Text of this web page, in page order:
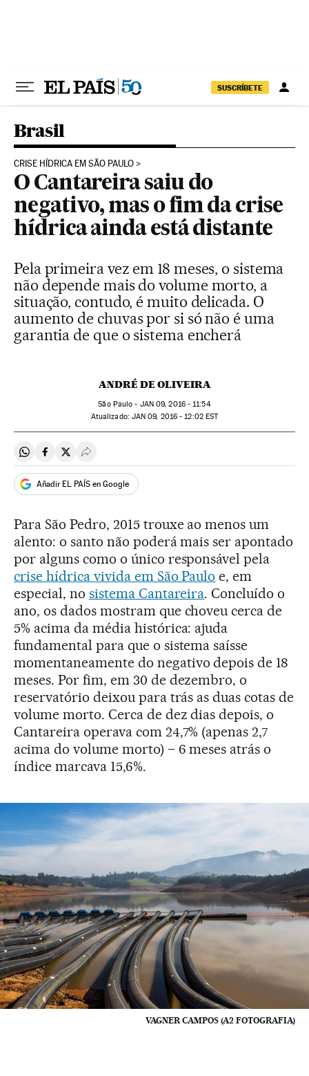
SUSCRÍBETE
Brasil
CRISE HÍDRICA EM SÃO PAULO
O Cantareira saiu do
negativo, mas o fim da crise
hídrica ainda está distante
Pela primeira vez em 18 meses, o sistema
não depende mais do volume morto, a
situação, contudo, é muito delicada. O
aumento de chuvas por si só não é uma
garantia de que o sistema encherá
ANDRÉ DE OLIVEIRA
São Paulo - JAN09, 2016 - 11:54
atualizado: JAN 09, 2016 - 12:02EST
Compartir en Whatsapp
Compartir en Facebook
Compartir en Twitter
Desplegar Redes Sociales
Añadir EL PAÍS en Google
Para São Pedro, 2015 trouxe ao menos um
alento: o santo não poderá mais ser apontado
por alguns como o único responsável pela
crise hídrica vivida em São Paulo e, em
especial, no sistema Cantareira. Concluído o
ano, os dados mostram que choveu cerca de
5% acima da média histórica: ajuda
fundamental para que o sistema saísse
momentaneamente do negativo depois de 18
meses. Por fim, em 30 de dezembro, o
reservatório deixou para trás as duas cotas de
volume morto. Cerca de dez dias depois, o
Cantareira operava com 24,7% (apenas 2,7
acima do volume morto) – 6 meses atrás o
índice marcava 15,6%.
VAGNER CAMPOS (A2 FOTOGRAFIA)